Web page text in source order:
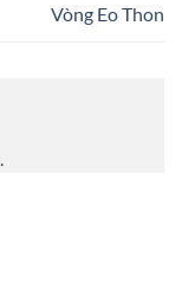
Vòng Eo Thon